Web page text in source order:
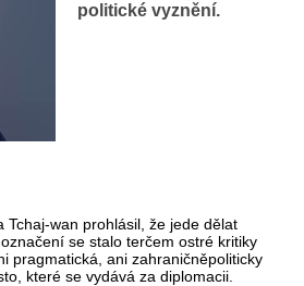
politické vyznění.
Tchaj-wan prohlásil, že jede dělat
se stalo terčem ostré kritiky
pragmatická, ani zahraničněpoliticky
které se vydává za diplomacii.